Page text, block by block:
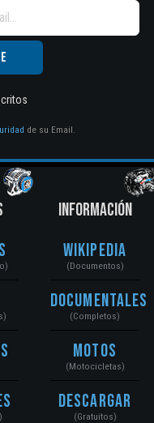
de su Email.
INFORMACIÓN
Wikipedia
(Documentos)
Documentales
(Completos)
Motos
(Motocicletas)
Descargar
(Gratuitos)